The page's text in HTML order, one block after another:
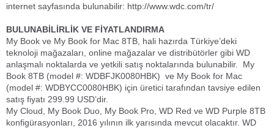
internet sayfasında bulunabilir: http://www.wdc.com/tr/
BULUNABİLİRLİK VE FİYATLANDIRMA
My Book ve My Book for Mac 8TB, hali hazırda Türkiye’deki
teknoloji mağazaları, online mağazalar ve distribütörler gibi WD
anlaşmalı noktalarda ve yetkili satış noktalarında bulunabilir. My
Book 8TB (model #: WDBFJK0080HBK) ve My Book for Mac
(model #: WDBYCC0080HBK) için üretici tarafından tavsiye edilen
satış fiyatı 299.99 USD’dir.
My Cloud, My Book Duo, My Book Pro, WD Red ve WD Purple 8TB
konfigürasyonları, 2016 yılının ilk yarısında mevcut olacaktır. WD